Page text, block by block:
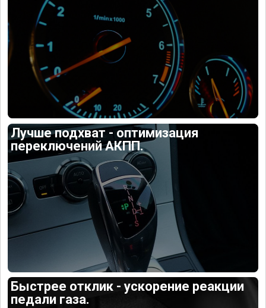
Лучше подхват - оптимизация
переключений АКПП.
Быстрее отклик - ускорение реакции
педали газа.